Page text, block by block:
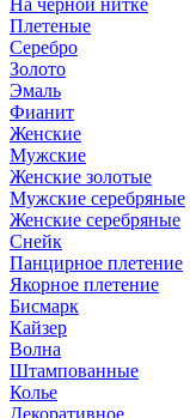
На черной нитке
Плетеные
Серебро
Золото
Эмаль
Фианит
Женские
Мужские
Женские золотые
Мужские серебряные
Женские серебряные
Снейк
Панцирное плетение
Якорное плетение
Бисмарк
Кайзер
Волна
Штампованные
Колье
Декоративное